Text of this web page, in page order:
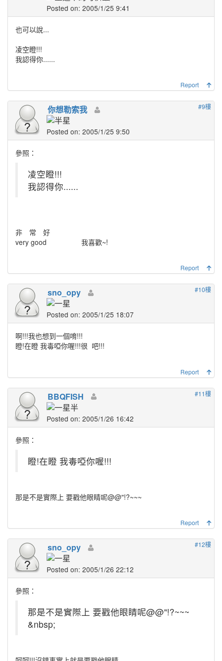
Posted on: 2005/1/25 9:41
也可以說...
凌空瞪!!!
我認得你......
Report
#9樓
你想勒索我
Posted on: 2005/1/25 9:50
參照：
凌空瞪!!!
我認得你......
非 常 好
very good 我喜歡~!
Report
#10樓
sno_opy
Posted on: 2005/1/25 18:07
啊!!!我也想到一個唷!!!
瞪!在瞪 我毒啞你喔!!!很 吧!!!
Report
#11樓
BBQFISH
Posted on: 2005/1/26 16:42
參照：
瞪!在瞪 我毒啞你喔!!!
那是不是實際上 要戳他眼睛呢@@"!?~~~
Report
#12樓
sno_opy
Posted on: 2005/1/26 22:12
參照：
那是不是實際上 要戳他眼睛呢@@"!?~~~
&nbsp;